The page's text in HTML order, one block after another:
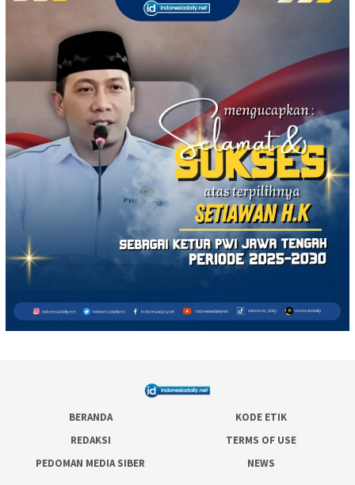
BERANDA
KODE ETIK
REDAKSI
TERMS OF USE
PEDOMAN MEDIA SIBER
NEWS